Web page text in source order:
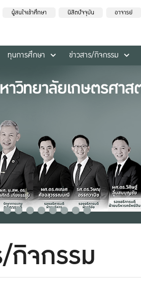
ผู้สนใจเข้าศึกษา นิสิตปัจจุบัน อาจารย์
ทุนการศึกษา ข่าวสาร/กิจกรรม
กิจกรรม